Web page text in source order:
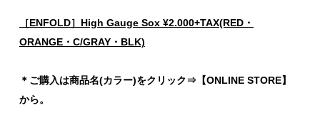
［ENFOLD］High Gauge Sox ¥2.000+TAX(RED・
ORANGE・C/GRAY・BLK)
＊ご購入は商品名(カラー)をクリック⇒【ONLINE STORE】
から。